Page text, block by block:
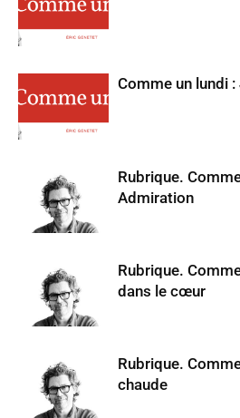
Comme un lundi :
Rubrique.
Admiration
Rubrique.
dans le cœur
Rubrique.
chaude